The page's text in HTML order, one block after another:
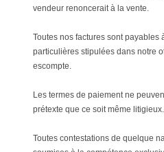
vendeur renoncerait à la vente.
Toutes nos factures sont payables
particulières stipulées dans notre
escompte.
Les termes de paiement ne
prétexte que ce soit même litigieux.
Toutes contestations de quelque